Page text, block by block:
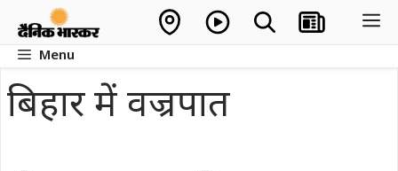
contentMenu
बिहार में वज्रपात